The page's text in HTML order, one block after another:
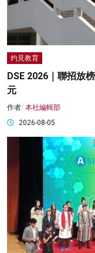
灼見教育
DSE 2026｜聯招放
元
作者: 本社編輯部
2026-08-05